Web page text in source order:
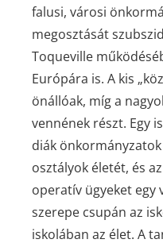
falusi, városi
megosztását
Toqueville
Európára is. A kis
önállóak, míg a
vennének részt. Egy
diák
osztályok életét, és
operatív ügyeket egy
szerepe csupán az
iskolában az élet. A